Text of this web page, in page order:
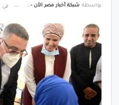
بواسطة شبكة أخبار مصر الأن - Egypt News Network Now في